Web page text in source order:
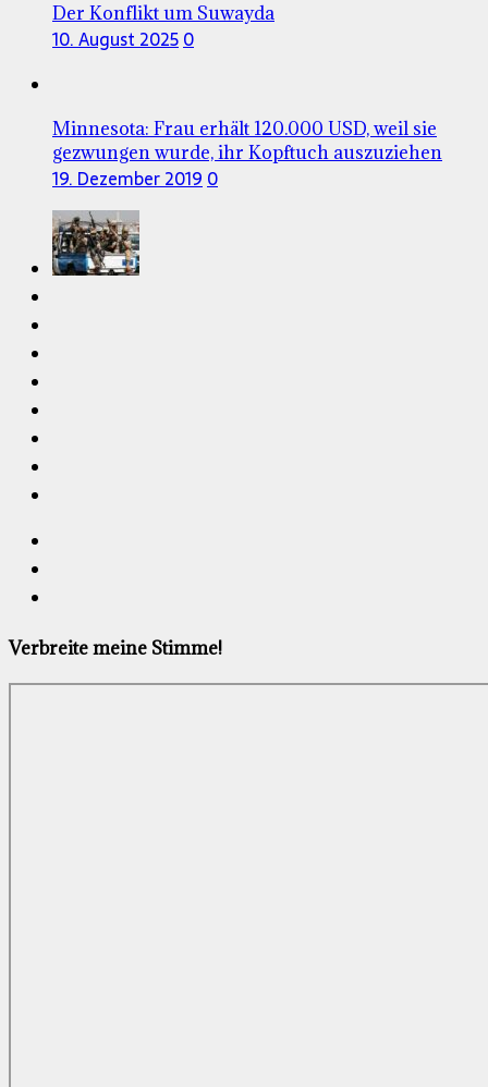
Der Konflikt um Suwayda
10. August 20250
Minnesota: Frau erhält 120.000 USD, weil sie
gezwungen wurde, ihr Kopftuch auszuziehen
19. Dezember 20190
Verbreite meine Stimme!